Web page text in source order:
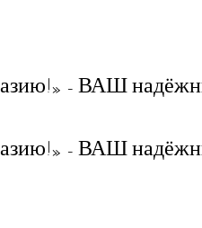
- ВАШ
- ВАШ